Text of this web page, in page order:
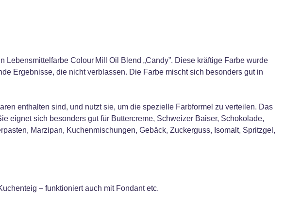
Colour Mill Oil Blend „Candy”. Diese kräftige Farbe wurde
Ergebnisse, die nicht verblassen. Die Farbe mischt sich besonders gut in
enthalten sind, und nutzt sie, um die spezielle Farbformel zu verteilen. Das
eignet sich besonders gut für Buttercreme, Schweizer Baiser, Schokolade,
Marzipan, Kuchenmischungen, Gebäck, Zuckerguss, Isomalt, Spritzgel,
– funktioniert auch mit Fondant etc.